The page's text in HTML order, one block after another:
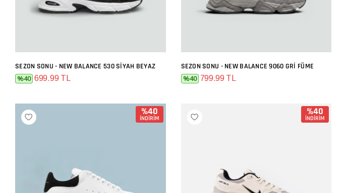
SEPETE EKLE
SEZON SONU - NEW BALANCE 530 SIYAH BEYAZ
%40 699.99 TL
SEPETE EKLE
SEZON SONU - NEW BALANCE 9060 GRI FÜME
%40 799.99 TL
%40
İNDİRİM
%40
İNDİRİM